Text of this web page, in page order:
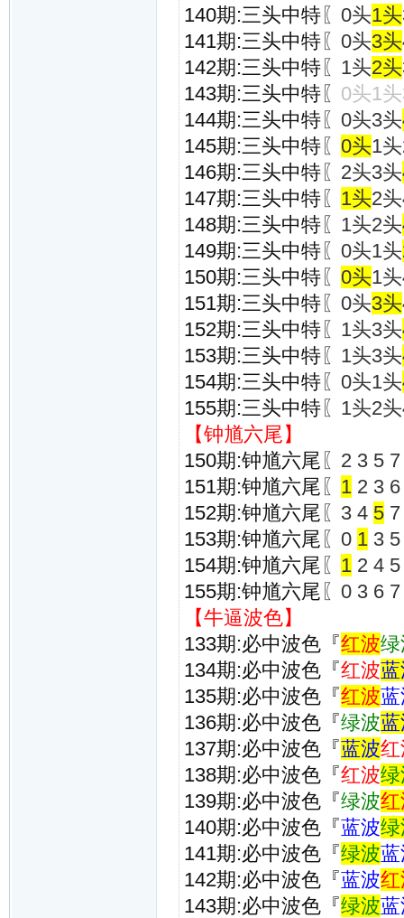
140期:三头中特 〖0头1头
141期:三头中特 〖0头3头
142期:三头中特 〖1头2头
143期:三头中特 〖 0头1
144期:三头中特 〖0头3头
145期:三头中特 〖 0头1
146期:三头中特 〖2头3头
147期:三头中特 〖 1头2
148期:三头中特 〖1头2头
149期:三头中特 〖0头1头
150期:三头中特 〖 0头1
151期:三头中特 〖0头3头
152期:三头中特 〖1头3头
153期:三头中特 〖1头3头
154期:三头中特 〖0头1头
155期:三头中特 〖1头2
【钟馗六尾】
150期:钟馗六尾 〖2 3 5
151期:钟馗六尾 〖 1 2 3
152期:钟馗六尾 〖3 4 5
153期:钟馗六尾 〖0 1 3
154期:钟馗六尾 〖 1 2 4
155期:钟馗六尾 〖0 3 6
【牛逼波色】
133期:必中波色『红波
134期:必中波色『红波
135期:必中波色『红波
136期:必中波色『绿波
137期:必中波色『蓝波
138期:必中波色『红波
139期:必中波色『绿波
140期:必中波色『蓝波
141期:必中波色『绿波
142期:必中波色『蓝波
143期:必中波色『绿波